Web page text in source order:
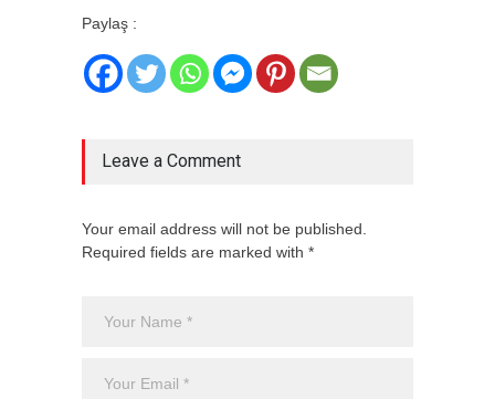
Paylaş :
Leave a Comment
Your email address will not be published.
Required fields are marked with *